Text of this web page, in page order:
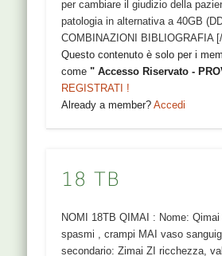
per cambiare il giudizio della
patologia in alternativa a 40GB
COMBINAZIONI BIBLIOGRAFIA
Questo contenuto è solo per i
come" Accesso Riservato -
REGISTRATI !
Already a member?Accedi
18 TB
NOMI 18TB QIMAI : Nome: Qimai
spasmi , crampi MAI vaso
secondario: Zimai ZI ricchezza,